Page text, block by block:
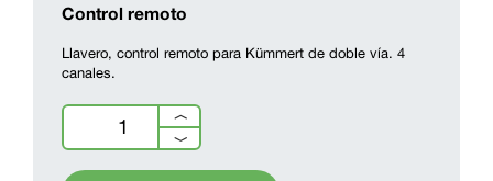
Control remoto
Llavero, control remoto para Kümmert de doble vía. 4
canales.
GL-
cantidad
︿
﹀